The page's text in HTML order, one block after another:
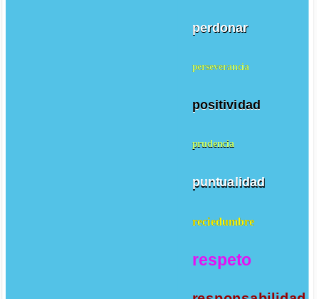
perdonar
perseverancia
positividad
prudencia
puntualidad
reciedumbre
respeto